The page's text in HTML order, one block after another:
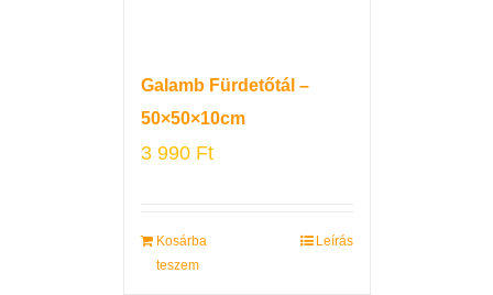
Galamb Fürdetőtál –
50×50×10cm
3 990 Ft
Kosárba
teszem
Leírás